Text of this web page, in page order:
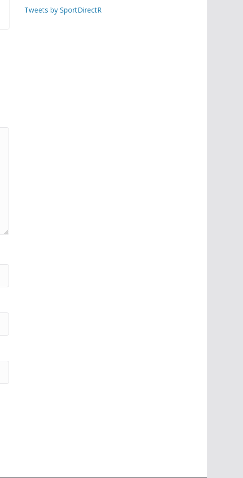
Tweets by SportDirectR